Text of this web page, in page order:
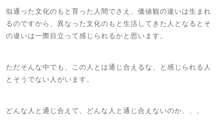
似通った文化のもと育った人間でさえ、価値観の違いは生まれ
るのですから、異なった文化のもと生活してきた人となるとそ
の違いは一際目立って感じられるかと思います。
ただそんな中でも、この人とは通じ合えるな、と感じられる人
とそうでない人がいます。
どんな人と通じ合えて、どんな人と通じ合えないのか、、、